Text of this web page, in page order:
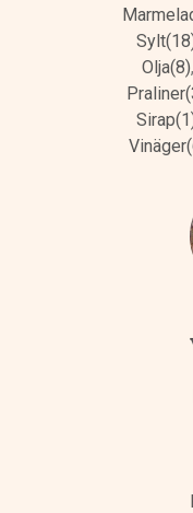
Olja(8),